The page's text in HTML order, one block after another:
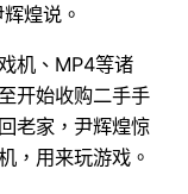
煌说。
机、MP4等诸
开始收购二手手
老家，尹辉煌惊
，用来玩游戏。